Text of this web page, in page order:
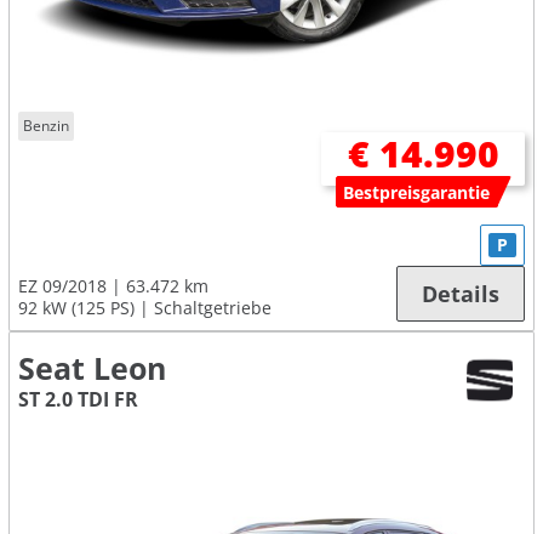
Benzin
€ 14.990
Bestpreisgarantie
EZ 09/2018
63.472 km
92 kW (125 PS)
Schaltgetriebe
P
Details
Seat Leon
ST 2.0 TDI FR